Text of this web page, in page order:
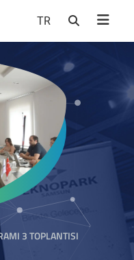
TR
3 TOPLANTISI